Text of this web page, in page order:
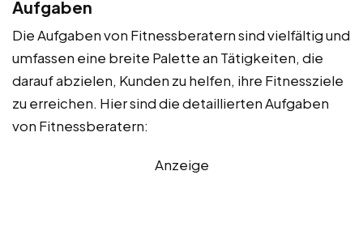
Aufgaben
Die Aufgaben von Fitnessberatern sind vielfältig und
umfassen eine breite Palette an Tätigkeiten, die
darauf abzielen, Kunden zu helfen, ihre Fitnessziele
zu erreichen. Hier sind die detaillierten Aufgaben
von Fitnessberatern:
Anzeige